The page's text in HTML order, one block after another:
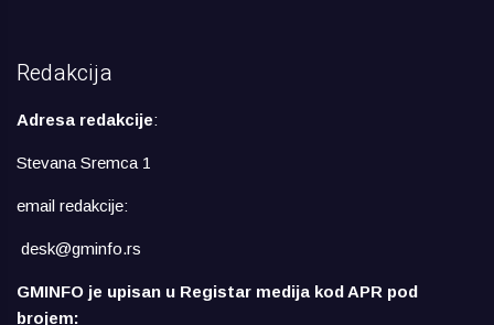
Redakcija
Adresa redakcije:
Stevana Sremca 1
email redakcije:
desk@gminfo.rs
GMINFO je upisan u Registar medija kod APR pod
brojem: